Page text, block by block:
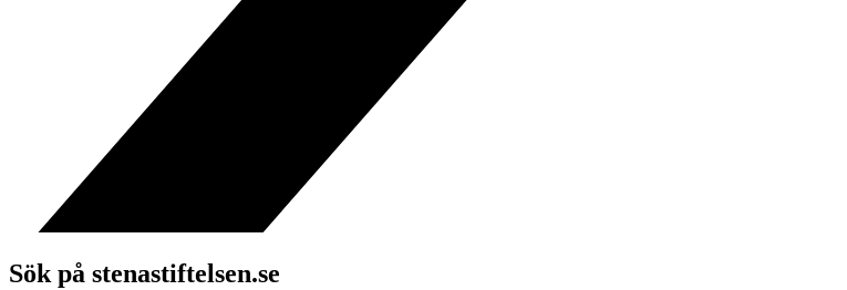
Sök på stenastiftelsen.se